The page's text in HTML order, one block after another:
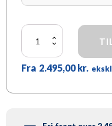
Forholdsord
Fra 2.495,00 kr.